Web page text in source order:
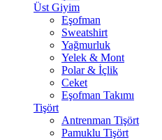
Üst Giyim
Eşofman
Sweatshirt
Yağmurluk
Yelek & Mont
Polar & İçlik
Ceket
Eşofman Takımı
Tişört
Antrenman Tişört
Pamuklu Tişört